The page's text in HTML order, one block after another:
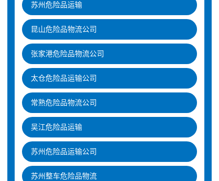
苏州危险品运输
昆山危险品物流公司
张家港危险品物流公司
太仓危险品运输公司
常熟危险品物流公司
吴江危险品运输
苏州危险品运输公司
苏州整车危险品物流